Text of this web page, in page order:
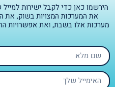
הירשמו כאן כדי לקבל ישירות
את המערכות המצויות בשוק, את
מערכות אלו בשבת, ואת אפשרויות